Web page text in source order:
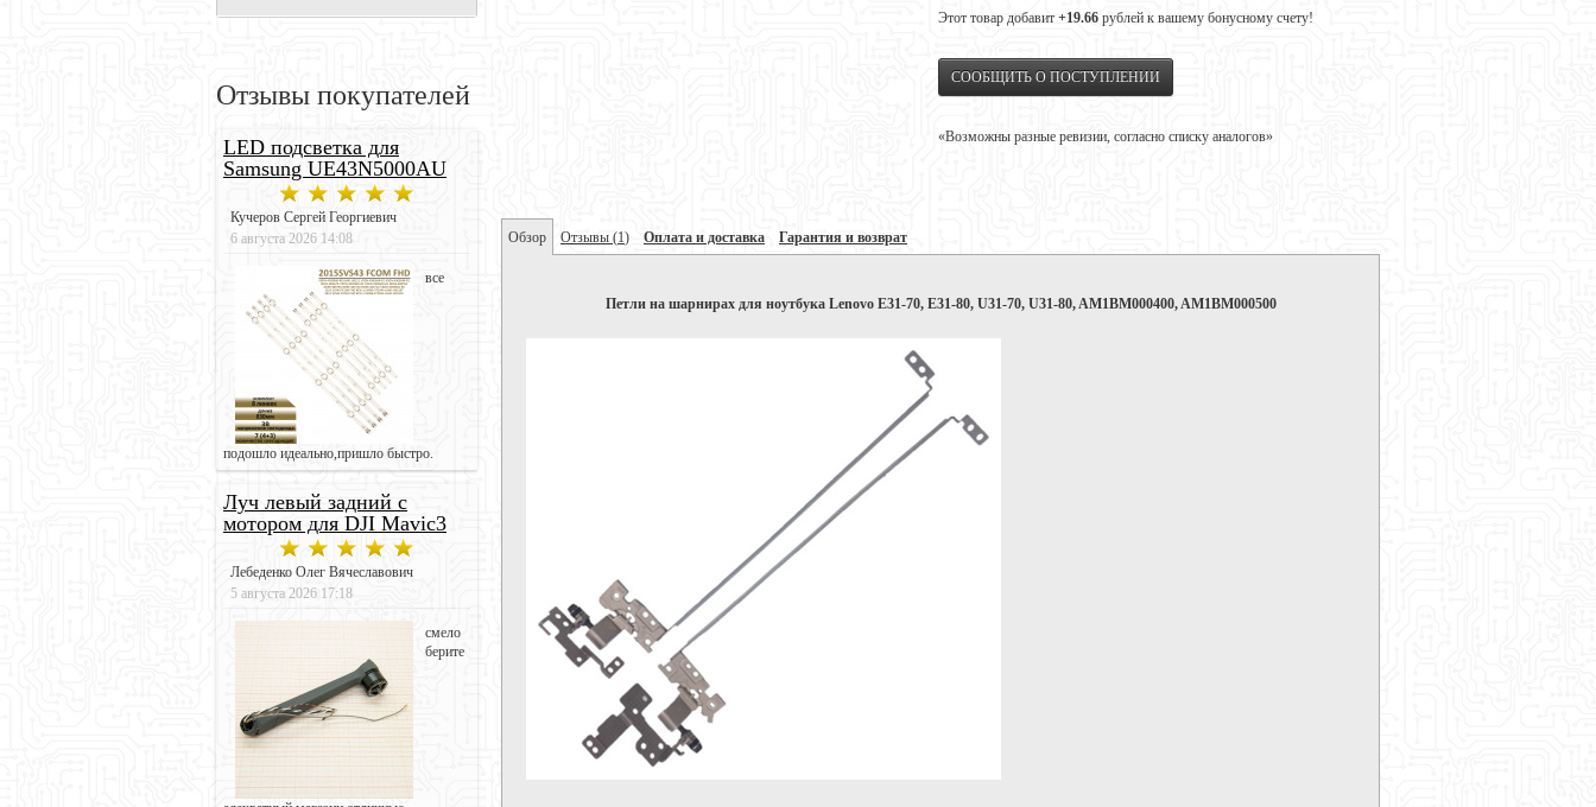
Отзывы покупателей
LED подсветка для
Samsung UE43N5000AU
Кучеров Сергей Георгиевич
6 августа 2026 14:08
все
подошло идеально,пришло быстро.
Луч левый задний с
мотором для DJI Mavic3
Лебеденко Олег Вячеславович
5 августа 2026 17:18
смело
берите
Этот товар добавит +19.66 рублей к вашему бонусному счету!
СООБЩИТЬ О ПОСТУПЛЕНИИ
«Возможны разные ревизии, согласно списку аналогов»
Обзор Отзывы (1) Оплата и доставка Гарантия и возврат
Петли на шарнирах для ноутбука Lenovo E31-70, E31-80, U31-70, U31-80, AM1BM000400, AM1BM000500